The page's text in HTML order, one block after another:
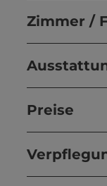
Zimmer /
Preise